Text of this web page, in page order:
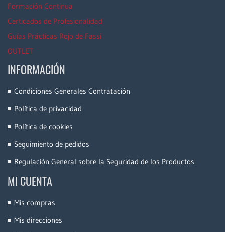
Formación Continua
Certicados de Profesionalidad
Guías Prácticas Rojo de Fassi
OUTLET
INFORMACIÓN
Condiciones Generales Contratación
Política de privacidad
Política de cookies
Seguimiento de pedidos
Regulación General sobre la Seguridad de los Productos
MI CUENTA
Mis compras
Mis direcciones